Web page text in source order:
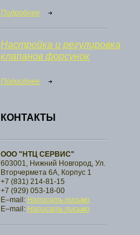
Подробнее
Настройка и регулировка
клапанов форсунок
Подробнее
КОНТАКТЫ
ООО "НТЦ СЕРВИС"
603001, Нижний Новгород, Ул.
Вторчермета 6А, Корпус 1
+7 (831) 214-81-15
+7 (929) 053-18-00
E–mail: Написать письмо
E–mail: Написать письмо